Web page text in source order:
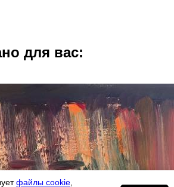
для вас:
файлы cookie